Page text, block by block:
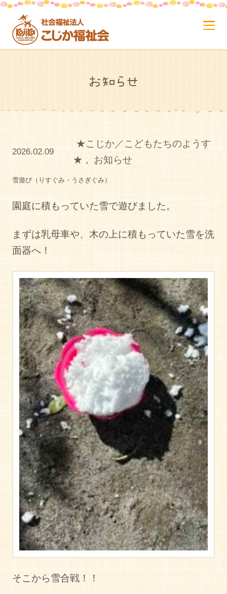
お知らせ
2026.02.09
★こじか／こどもたちのようす
★ , お知らせ
雪遊び（りすぐみ・うさぎぐみ）
園庭に積もっていた雪で遊びました。
まずは乳母車や、木の上に積もっていた雪を洗
面器へ！
そこから雪合戦！！